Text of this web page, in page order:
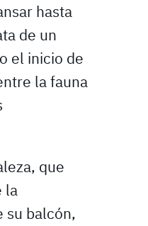
hasta
de un
el inicio de
la fauna
que
la
su balcón,